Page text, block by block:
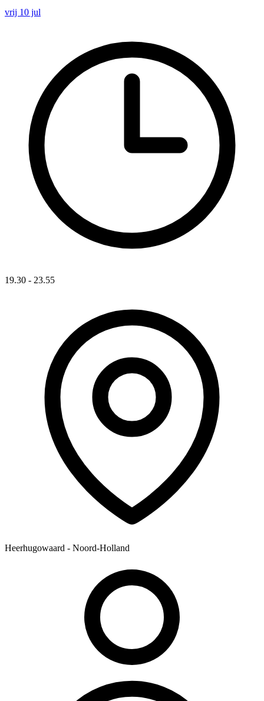
vrij 10 jul
19.30 - 23.55
Heerhugowaard - Noord-Holland